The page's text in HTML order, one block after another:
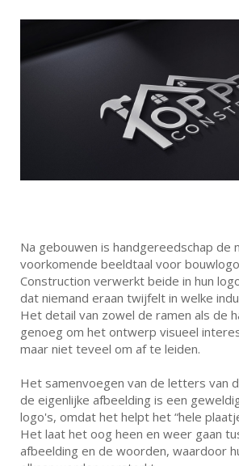
Na gebouwen is handgereedschap de
voorkomende beeldtaal voor
Construction verwerkt beide in hun
dat niemand eraan twijfelt in welke
Het detail van zowel de ramen als de
genoeg om het ontwerp visueel
maar niet teveel om af te leiden.
Het samenvoegen van de letters van
de eigenlijke afbeelding is een
logo's, omdat het helpt het “hele
Het laat het oog heen en weer gaan
afbeelding en de woorden, waardoor